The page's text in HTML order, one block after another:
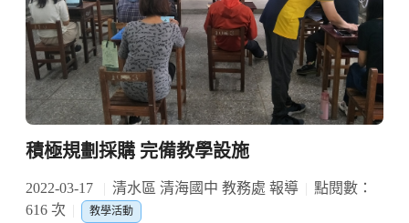
積極規劃採購 完備教學設施
2022-03-17 清水區 清海國中 教務處 報導
點閱數：
616 次
教學活動